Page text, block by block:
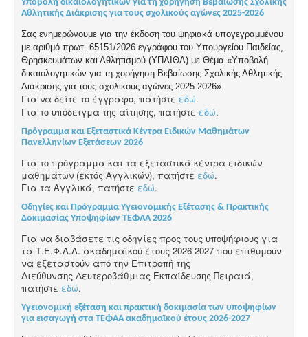
Υποβολή δικαιολογητικών για τη χορήγηση Βεβαίωσης Σχολικής
Αθλητικής Διάκρισης για τους σχολικούς αγώνες 2025-2026
Σας ενημερώνουμε για την έκδοση του ψηφιακά υπογεγραμμένου
με αριθμό πρωτ. 65151/2026 εγγράφου του Υπουργείου Παιδείας,
Θρησκευμάτων και Αθλητισμού (ΥΠΑΙΘΑ) με Θέμα «Υποβολή
δικαιολογητικών για τη χορήγηση Βεβαίωσης Σχολικής Αθλητικής
Διάκρισης για τους σχολικούς αγώνες 2025-2026».
Για να δείτε το έγγραφο, πατήστε εδώ.
Για το υπόδειγμα της αίτησης, πατήστε εδώ.
Πρόγραμμα και Εξεταστικά Κέντρα Ειδικών Μαθημάτων
Πανελληνίων Εξετάσεων 2026
Για το πρόγραμμα και τα εξεταστικά κέντρα ειδικών
μαθημάτων (εκτός Αγγλικών), πατήστε εδώ.
Για τα Αγγλικά, πατήστε εδώ.
Οδηγίες και Πρόγραμμα Υγειονομικής Εξέτασης & Πρακτικής
Δοκιμασίας Υποψηφίων ΤΕΦΑΑ 2026
Για να διαβάσετε τις οδηγίες προς τους υποψήφιους για
τα Τ.Ε.Φ.Α.Α. ακαδημαϊκού έτους 2026-2027 που επιθυμούν
να εξεταστούν από την Επιτροπή της
Διεύθυνσης Δευτεροβάθμιας Εκπαίδευσης Πειραιά,
πατήστε εδώ.
Yγειονομική εξέταση και πρακτική δοκιμασία των υποψηφίων
για εισαγωγή στα ΤΕΦΑΑ ακαδημαϊκού έτους 2026-2027